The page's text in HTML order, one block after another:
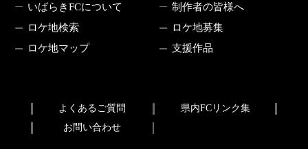
いばらきFCについて
制作者の皆様へ
ロケ地検索
ロケ地募集
ロケ地マップ
支援作品
よくあるご質問
県内FCリンク集
お問い合わせ